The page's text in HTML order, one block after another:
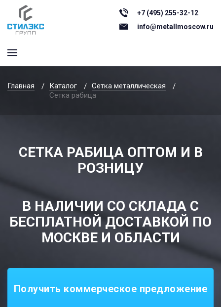
+7 (495) 255-32-12
info@metallmoscow.ru
Главная Каталог
Сетка металлическая
Сетка рабица
СЕТКА РАБИЦА ОПТОМ И В
РОЗНИЦУ
В НАЛИЧИИ СО СКЛАДА С
БЕСПЛАТНОЙ ДОСТАВКОЙ ПО
МОСКВЕ И ОБЛАСТИ
Получить коммерческое предложение